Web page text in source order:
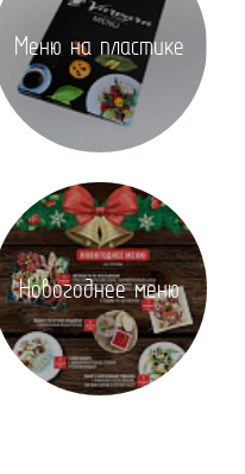
Меню на пластике
Новогоднее меню